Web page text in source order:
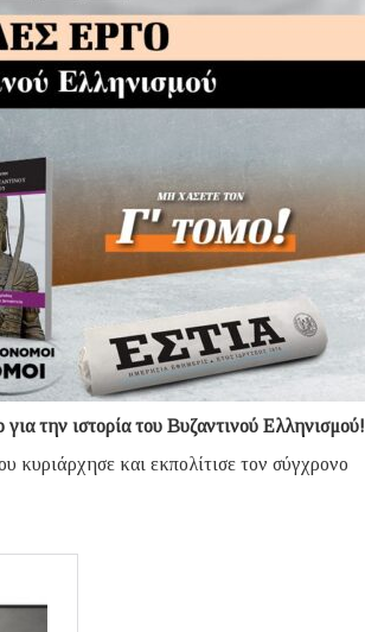
την ιστορία του Βυζαντινού Ελληνισμού!
κυριάρχησε και εκπολίτισε τον σύγχρονο